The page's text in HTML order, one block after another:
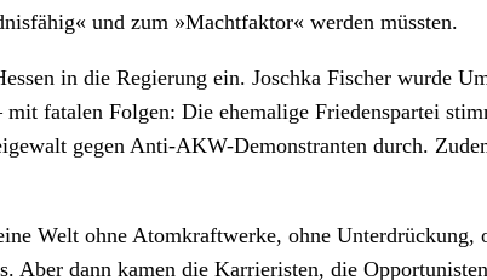
und zum »Machtfaktor« werden müssten.
in die Regierung ein. Joschka Fischer wurde
fatalen Folgen: Die ehemalige Friedenspartei
gegen Anti-AKW-Demonstranten durch.
Welt ohne Atomkraftwerke, ohne Unterdrückung,
dann kamen die Karrieristen, die